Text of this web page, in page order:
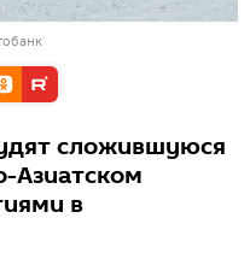
сложившуюся
Азиатском
в